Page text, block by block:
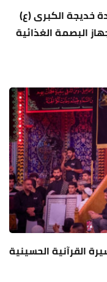
خديجة الكبرى (ع)
البصمة الغذائية
القرآنية الحسينية